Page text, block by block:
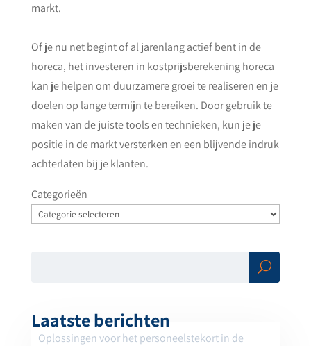
markt.
Of je nu net begint of al jarenlang actief bent in de
horeca, het investeren in kostprijsberekening horeca
kan je helpen om duurzamere groei te realiseren en je
doelen op lange termijn te bereiken. Door gebruik te
maken van de juiste tools en technieken, kun je je
positie in de markt versterken en een blijvende indruk
achterlaten bij je klanten.
Categorieën
Zoe
ken
Laatste berichten
Oplossingen voor het personeelstekort in de